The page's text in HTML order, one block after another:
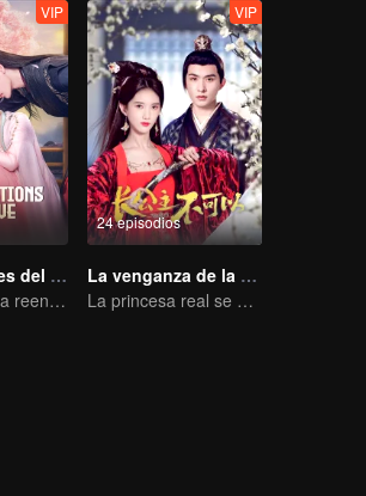
VIP
Deliberaciones del Amor
El destino de la reencarnación cíclica recayó sobre Qingqing
24 episodios
VIP
La venganza de la princesa
La princesa real se encuentra nuevamente con su guardia leal después de su renacimiento